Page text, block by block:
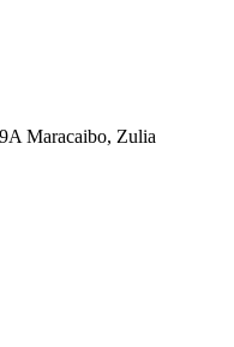
Maracaibo, Zulia